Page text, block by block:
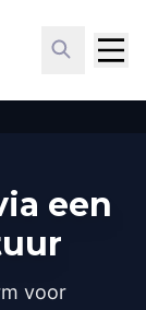
een
voor